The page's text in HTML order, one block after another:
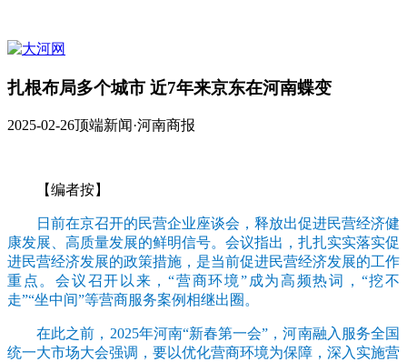
扎根布局多个城市 近7年来京东在河南蝶变
2025-02-26顶端新闻·河南商报
【编者按】
日前在京召开的民营企业座谈会，释放出促进民营经济健
康发展、高质量发展的鲜明信号。会议指出，扎扎实实落实促
进民营经济发展的政策措施，是当前促进民营经济发展的工作
重点。会议召开以来，“营商环境”成为高频热词，“挖不
走”“坐中间”等营商服务案例相继出圈。
在此之前，2025年河南“新春第一会”，河南融入服务全国
统一大市场大会强调，要以优化营商环境为保障，深入实施营